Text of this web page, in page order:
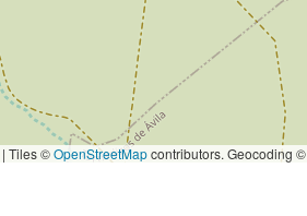
| Tiles ©OpenStreetMapcontributors. Geocoding ©